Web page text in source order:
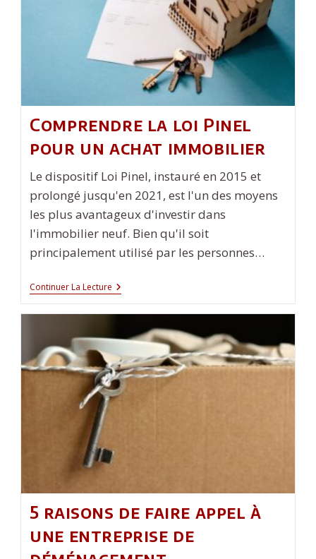
Comprendre la loi Pinel
pour un achat immobilier
Le dispositif Loi Pinel, instauré en 2015 et
prolongé jusqu'en 2021, est l'un des moyens
les plus avantageux d'investir dans
l'immobilier neuf. Bien qu'il soit
principalement utilisé par les personnes…
Continuer La Lecture Comprendre
La
Un
Achat
Immobilier
5 raisons de faire appel à
une entreprise de